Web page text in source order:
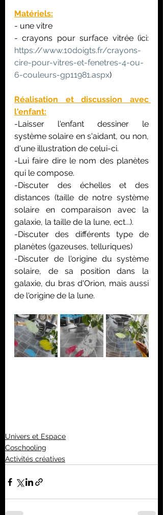
Matériels:
- une vitre
https://www.10doigts.fr/crayons-
cire-pour-vitres-et-fenetres-4-ou-
6-couleurs-gp11981.aspx)
Réalisation et discussion avec
l'enfant:
-Laisser l'enfant dessiner le
système solaire en s'aidant, ou non,
d'une illustration de celui-ci.
-Lui faire dire le nom des planètes
qui le compose.
-Discuter des échelles et des
distances (taille de notre système
solaire en comparaison avec la
galaxie, la taille de la lune, ect...).
-Discuter des différents type de
planètes (gazeuses, telluriques)
-Discuter de l'origine du système
solaire, de sa position dans la
galaxie, du bras d'Orion, mais aussi
de l'origine de la lune.
Univers et Espace
Coschooling
Activités créatives